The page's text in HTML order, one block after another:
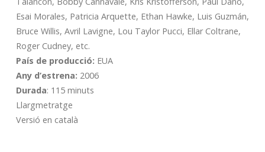
Esai Morales, Patricia Arquette, Ethan Hawke, Luis Guzmán,
Bruce Willis, Avril Lavigne, Lou Taylor Pucci, Ellar Coltrane,
Roger Cudney, etc.
País de producció: EUA
Any d’estrena: 2006
Durada: 115 minuts
Llargmetratge
Versió en català